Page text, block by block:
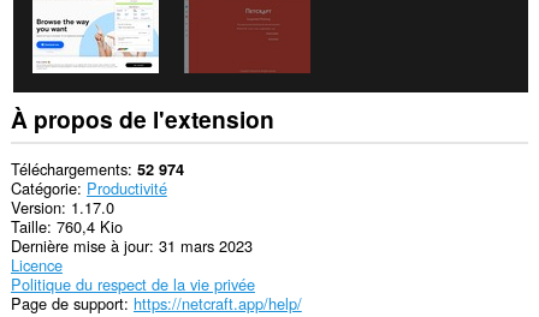
Cette
extension
peut
accéder
à
vos
onglets
et
vos
activités
de
navigation.
À propos de l'extension
Téléchargements 52 974
Catégorie Productivité
Version 1.17.0
Taille 760,4 Kio
Dernière mise à jour 31 mars 2023
Licence
Politique du respect de la vie privée
Page de support https://netcraft.app/help/